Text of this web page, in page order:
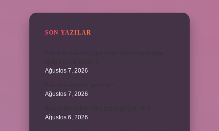
SON YAZILAR
Ağustos 7, 2026
Ağustos 7, 2026
Ağustos 6, 2026